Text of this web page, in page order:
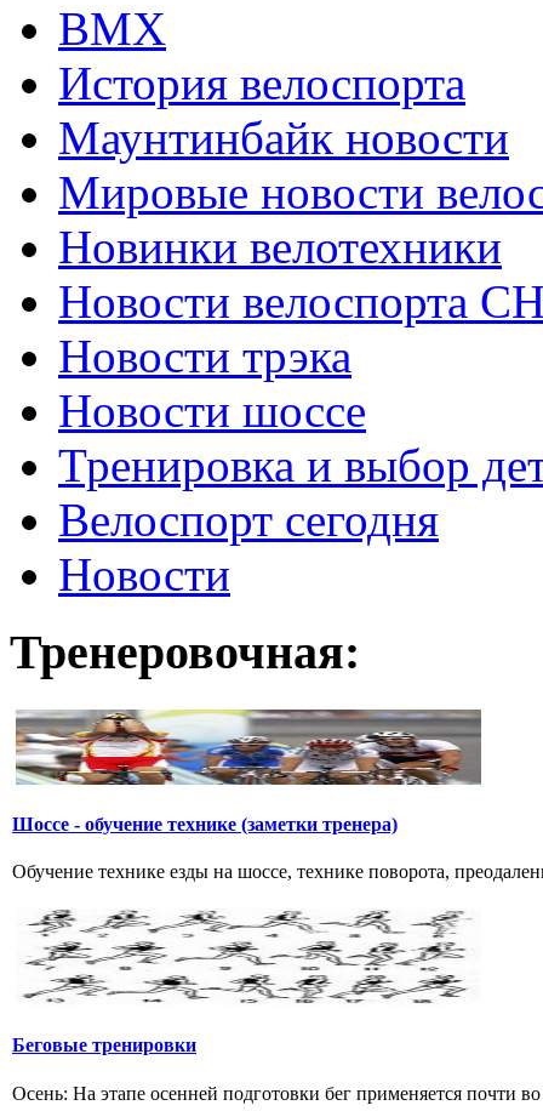
ВМХ
История велоспорта
Маунтинбайк новости
Мировые новости
Новинки велотехники
Новости велоспорта
Новости трэка
Новости шоссе
Тренировка и выбор
Велоспорт сегодня
Новости
Тренеровочная:
Шоссе - обучение технике (заметки тренера)
Обучение технике езды на шоссе, технике поворота,
Беговые тренировки
Осень: На этапе осенней подготовки бег применяется почти